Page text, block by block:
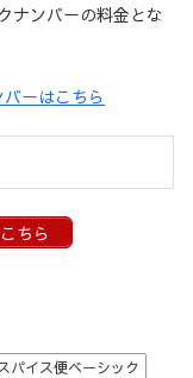
ナンバーの料金とな
ーはこちら
ちら
パイス便ベーシック